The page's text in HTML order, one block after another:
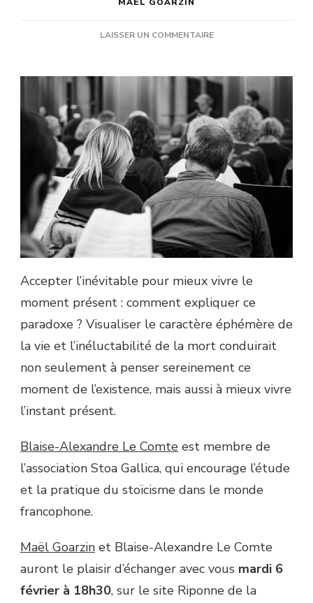
MAËL GOARZIN
LAISSER UN COMMENTAIRESUR
PENSER
MORT
Accepter l’inévitable pour mieux vivre le
moment présent : comment expliquer ce
paradoxe ? Visualiser le caractère éphémère de
la vie et l’inéluctabilité de la mort conduirait
non seulement à penser sereinement ce
moment de l’existence, mais aussi à mieux vivre
l’instant présent.
Blaise-Alexandre Le Comte est membre de
l’association Stoa Gallica, qui encourage l’étude
et la pratique du stoïcisme dans le monde
francophone.
Maël Goarzin et Blaise-Alexandre Le Comte
auront le plaisir d’échanger avec vous mardi 6
février à 18h30, sur le site Riponne de la